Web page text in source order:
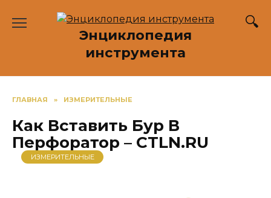
Энциклопедия
инструмента
ГЛАВНАЯ » ИЗМЕРИТЕЛЬНЫЕ
Как Вставить Бур В
Перфоратор – CTLN.RU
ИЗМЕРИТЕЛЬНЫЕ